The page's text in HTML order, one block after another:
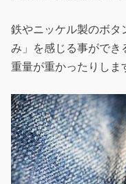
鉄やニッケル製のボタ
み」を感じる事ができ
重量が重かったりしま